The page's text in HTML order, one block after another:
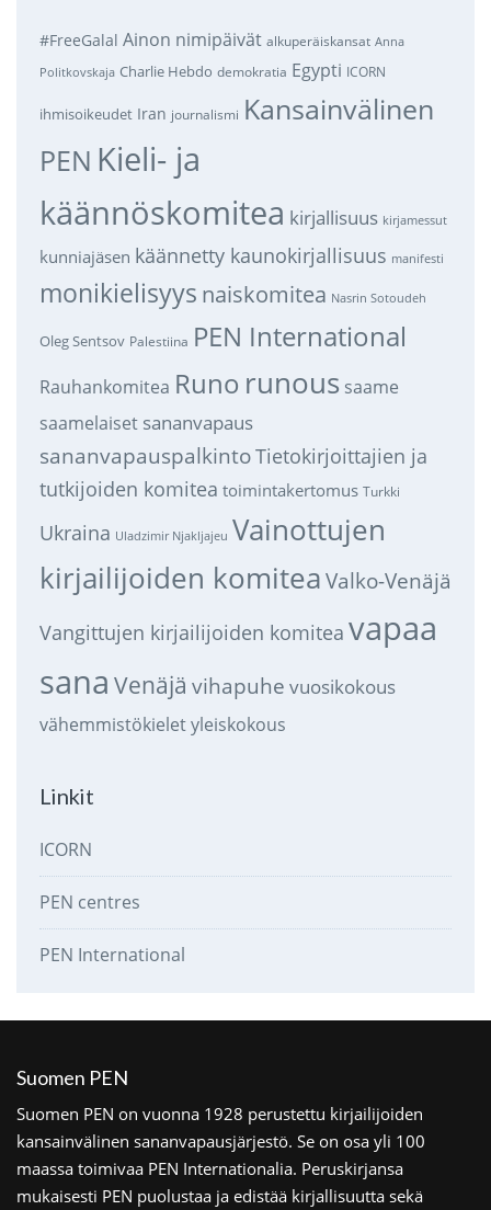
#FreeGalal Ainon nimipäivät alkuperäiskansat Anna
Politkovskaja Charlie Hebdo demokratia Egypti ICORN
ihmisoikeudet Iran journalismi Kansainvälinen
PEN Kieli- ja
käännöskomitea kirjallisuus kirjamessut
kunniajäsen käännetty kaunokirjallisuus manifesti
monikielisyys naiskomitea Nasrin Sotoudeh
Oleg Sentsov Palestiina PEN International
Rauhankomitea Runo runous saame
saamelaiset sananvapaus
sananvapauspalkintoTietokirjoittajien ja
tutkijoiden komitea toimintakertomus Turkki
Ukraina Uladzimir Njakljajeu Vainottujen
kirjailijoiden komitea Valko-Venäjä
Vangittujen kirjailijoiden komitea vapaa
sana Venäjä vihapuhe vuosikokous
vähemmistökieletyleiskokous
Linkit
ICORN
PEN centres
PEN International
Suomen PEN
Suomen PEN on vuonna 1928 perustettu kirjailijoiden
kansainvälinen sananvapausjärjestö. Se on osa yli 100
maassa toimivaa PEN Internationalia. Peruskirjansa
mukaisesti PEN puolustaa ja edistää kirjallisuutta sekä